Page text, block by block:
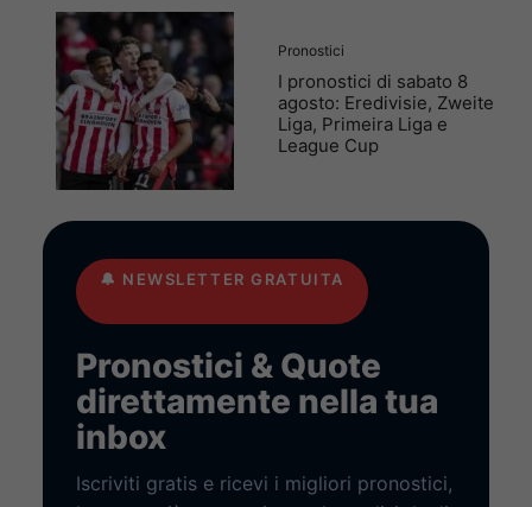
Pronostici
I pronostici di sabato 8
agosto: Eredivisie, Zweite
Liga, Primeira Liga e
League Cup
🔔 NEWSLETTER GRATUITA
Pronostici & Quote
direttamente nella tua
inbox
Iscriviti gratis e ricevi i migliori pronostici,